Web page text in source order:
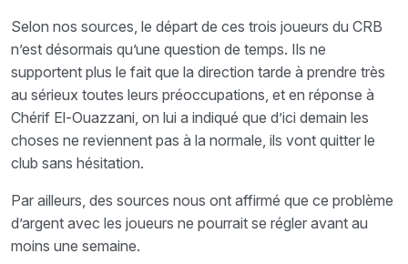
Selon nos sources, le départ de ces trois joueurs du CRB
n’est désormais qu’une question de temps. Ils ne
supportent plus le fait que la direction tarde à prendre très
au sérieux toutes leurs préoccupations, et en réponse à
Chérif El-Ouazzani, on lui a indiqué que d’ici demain les
choses ne reviennent pas à la normale, ils vont quitter le
club sans hésitation.
Par ailleurs, des sources nous ont affirmé que ce problème
d’argent avec les joueurs ne pourrait se régler avant au
moins une semaine.